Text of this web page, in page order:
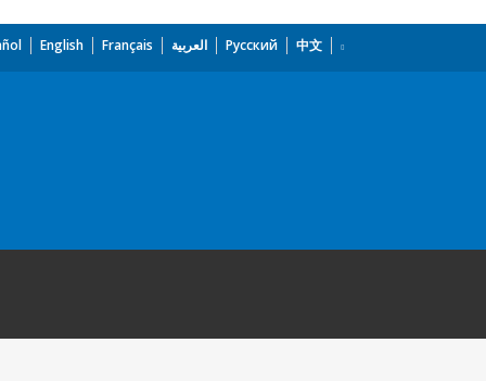
English Français العربية Русский 中文